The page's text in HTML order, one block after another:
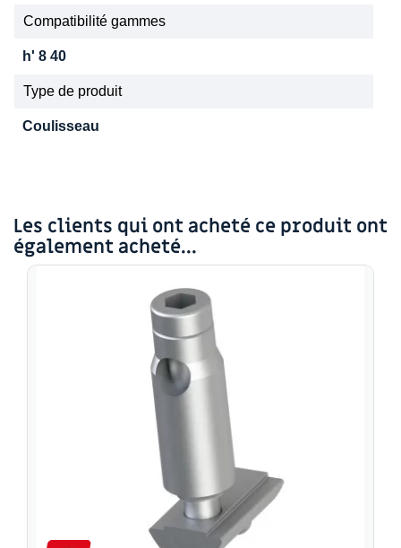
Compatibilité gammes
h' 8 40
Type de produit
Coulisseau
Les clients qui ont acheté ce produit ont
également acheté...